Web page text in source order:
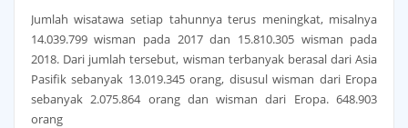
Jumlah wisatawa setiap tahunnya terus meningkat, misalnya
14.039.799 wisman pada 2017 dan 15.810.305 wisman pada
2018. Dari jumlah tersebut, wisman terbanyak berasal dari Asia
Pasifik sebanyak 13.019.345 orang, disusul wisman dari Eropa
sebanyak 2.075.864 orang dan wisman dari Eropa. 648.903
orang